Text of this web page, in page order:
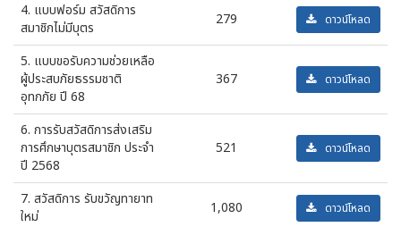
4. แบบฟอร์ม สวัสดิการ
สมาชิกไม่มีบุตร
279 ดาวน์โหลด
5. แบบขอรับความช่วยเหลือ
ผู้ประสบภัยธรรมชาติ
อุทกภัย ปี 68
367 ดาวน์โหลด
6. การรับสวัสดิการส่งเสริม
การศึกษาบุตรสมาชิก ประจำ
ปี 2568
521 ดาวน์โหลด
7. สวัสดิการ รับขวัญทายาท
ใหม่
1,080 ดาวน์โหลด